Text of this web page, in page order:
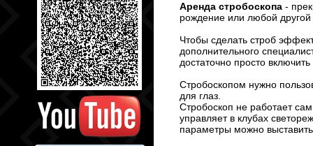
Аренда стробоскопа -
рождение или любой другой
Чтобы сделать строб
дополнительного
достаточно просто
Стробоскопом нужно
для глаз.
Стробоскоп не работает
управляет в клубах
параметры можно